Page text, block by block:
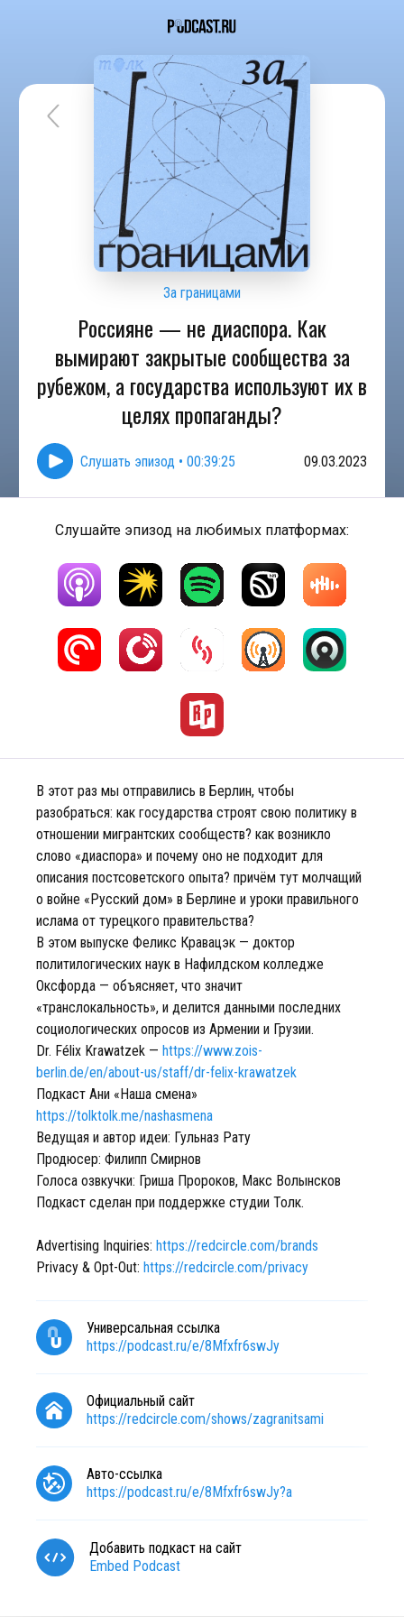
За границами
Россияне — не диаспора. Как
вымирают закрытые сообщества за
рубежом, а государства используют их в
целях пропаганды?
Слушать эпизод • 00:39:25 09.03.2023
Слушайте эпизод на любимых платформах:
В этот раз мы отправились в Берлин, чтобы
разобраться: как государства строят свою политику в
отношении мигрантских сообществ? как возникло
слово «диаспора» и почему оно не подходит для
описания постсоветского опыта? причём тут молчащий
о войне «Русский дом» в Берлине и уроки правильного
ислама от турецкого правительства?
В этом выпуске Феликс Кравацэк — доктор
политилогических наук в Нафилдском колледже
Оксфорда — объясняет, что значит
«транслокальность», и делится данными последних
социологических опросов из Армении и Грузии.
Dr. Félix Krawatzek — https://www.zois-
berlin.de/en/about-us/staff/dr-felix-krawatzek
Подкаст Ани «Наша смена»
https://tolktolk.me/nashasmena
Ведущая и автор идеи: Гульназ Рату
Продюсер: Филипп Смирнов
Голоса озвкучки: Гриша Пророков, Макс Волынсков
Подкаст сделан при поддержке студии Толк.
Advertising Inquiries: https://redcircle.com/brands
Privacy & Opt-Out: https://redcircle.com/privacy
Универсальная ссылка
https://podcast.ru/e/8Mfxfr6swJy
Официальный сайт
https://redcircle.com/shows/zagranitsami
Авто-ссылка
https://podcast.ru/e/8Mfxfr6swJy?a
Добавить подкаст на сайт
Embed Podcast